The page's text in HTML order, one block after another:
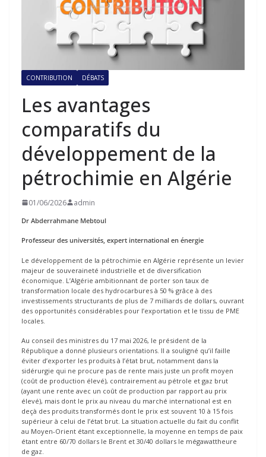
CONTRIBUTION DÉBATS
Les avantages
comparatifs du
développement de la
pétrochimie en Algérie
01/06/2026 admin
Dr Abderrahmane Mebtoul
Professeur des universités, expert international en énergie
Le développement de la pétrochimie en Algérie représente un levier
majeur de souveraineté industrielle et de diversification
économique. L’Algérie ambitionnant de porter son taux de
transformation locale des hydrocarbures à 50 % grâce à des
investissements structurants de plus de 7 milliards de dollars, ouvrant
des opportunités considérables pour l’exportation et le tissu de PME
locales.
Au conseil des ministres du 17 mai 2026, le président de la
République a donné plusieurs orientations. Il a souligné qu’il faille
éviter d’exporter les produits à l’état brut, notamment dans la
sidérurgie qui ne procure pas de rente mais juste un profit moyen
(coût de production élevé), contrairement au pétrole et gaz brut
(ayant une rente avec un coût de production par rapport au prix
élevé), mais dont le prix au niveau du marché international est en
deçà des produits transformés dont le prix est souvent 10 à 15 fois
supérieur à celui de l’état brut. La situation actuelle du fait du conflit
au Moyen-Orient étant exceptionnelle, la moyenne en temps de paix
étant entre 60/70 dollars le Brent et 30/40 dollars le mégawattheure
de gaz.